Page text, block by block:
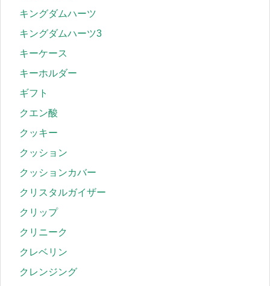
キングダムハーツ
キングダムハーツ3
キーケース
キーホルダー
ギフト
クエン酸
クッキー
クッション
クッションカバー
クリスタルガイザー
クリップ
クリニーク
クレベリン
クレンジング